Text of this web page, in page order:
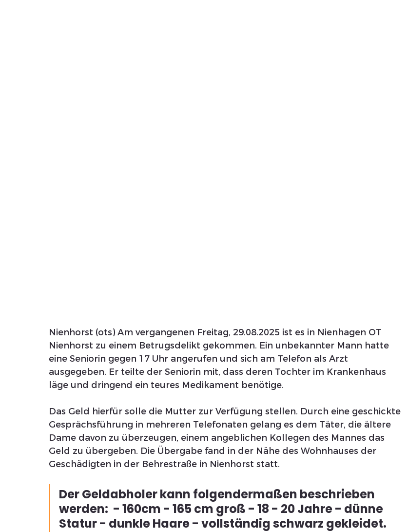
Nienhorst (ots) Am vergangenen Freitag, 29.08.2025 ist es in Nienhagen OT
Nienhorst zu einem Betrugsdelikt gekommen. Ein unbekannter Mann hatte
eine Seniorin gegen 17 Uhr angerufen und sich am Telefon als Arzt
ausgegeben. Er teilte der Seniorin mit, dass deren Tochter im Krankenhaus
läge und dringend ein teures Medikament benötige.
Das Geld hierfür solle die Mutter zur Verfügung stellen. Durch eine geschickte
Gesprächsführung in mehreren Telefonaten gelang es dem Täter, die ältere
Dame davon zu überzeugen, einem angeblichen Kollegen des Mannes das
Geld zu übergeben. Die Übergabe fand in der Nähe des Wohnhauses der
Geschädigten in der Behrestraße in Nienhorst statt.
Der Geldabholer kann folgendermaßen beschrieben
werden:  - 160cm - 165 cm groß - 18 - 20 Jahre - dünne
Statur - dunkle Haare - vollständig schwarz gekleidet.